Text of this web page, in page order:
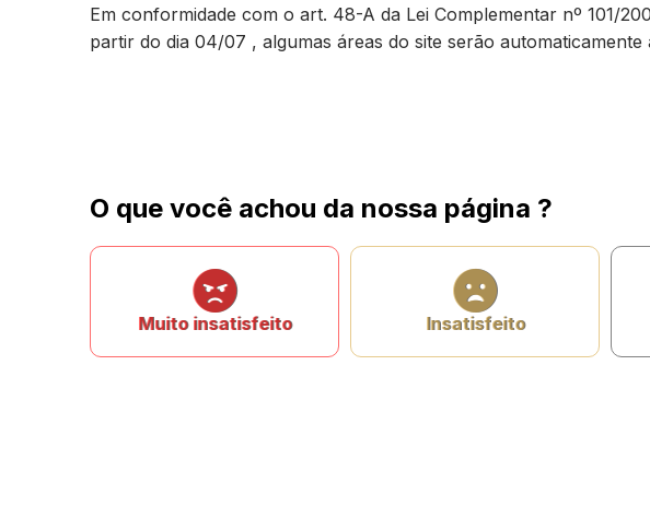
Em conformidade com o art. 48-A da Lei Complementar nº 101/
partir do dia 04/07 , algumas áreas do site serão
O que você achou da nossa página ?
Muito insatisfeito Insatisfeito